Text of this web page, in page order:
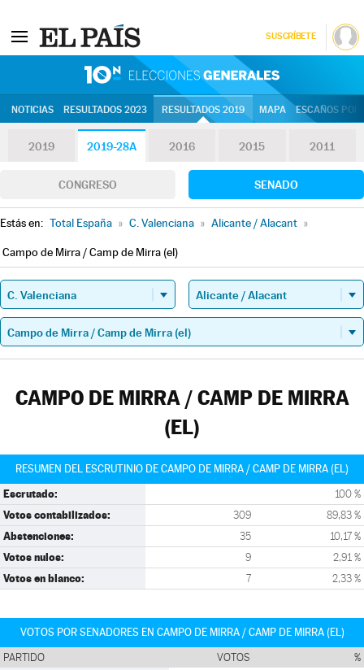
SUSCRÍBETE
NOTICIAS RESULTADOS 2023 RESULTADOS 2019 MAPA ESCAÑOS
2019 2019-28A 2016 2015 2011
CONGRESO SENADO
Estás en: Total España » C. Valenciana » Alicante / Alacant »
Campo de Mirra / Camp de Mirra (el)
CAMPO DE MIRRA / CAMP DE MIRRA
(EL)
RESUMEN DEL ESCRUTINIO DE CAMPO DE MIRRA / CAMP DE MIRRA (EL)
Escrutado: 100 %
Votos contabilizados: 309 89,83 %
Abstenciones: 35 10,17 %
Votos nulos: 9 2,91 %
Votos en blanco: 7 2,33 %
VOTOS POR SENADORES EN CAMPO DE MIRRA / CAMP DE MIRRA (EL)
PARTIDO VOTOS %